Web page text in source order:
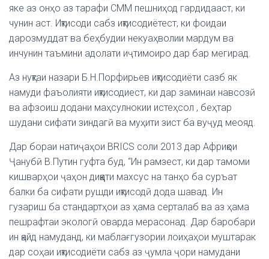
яке аз онҳо аз тарафи СММ пешниҳод гардидааст, ки
чунин аст. Иқтисоди сабз иқтисодиётест, ки фоидаи
дарозмуддат ва беҳбудии некуаҳволии мардум ва
инчунин таъмини адолати иҷтимоиро дар бар мегирад.
Аз нуқтаи назари Б.Н.Порфирьев иқтисодиёти сазб як
намуди фаъолияти иқтисодиест, ки дар заминаи навсозӣ
ва афзоиш додани маҳсулнокии истеҳсол , беҳтар
шудани сифати зиндагӣ ва муҳити зист ба вуҷуд меояд.
Дар бораи натиҷаҳои BRICS соли 2013 дар Африқои
Ҷанубӣ В.Путин гуфта буд, “Ин рамзест, ки дар тамоми
кишварҳои ҷаҳон диққати махсус на танҳо ба суръат
балки ба сифати рушди иқтисодӣ дода шавад. Ин
гузариш ба стандартҳои аз ҳама серталаб ва аз ҳама
пешрафтаи экологӣ оварда мерасонад. Дар баробари
ин қайд намуданд, ки маблағгузории лоиҳаҳои муштарак
дар соҳаи иқтисодиёти сабз аз ҷумла ҷори намудани